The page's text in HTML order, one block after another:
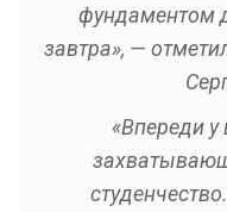
фундаментом
завтра», —
«Впереди